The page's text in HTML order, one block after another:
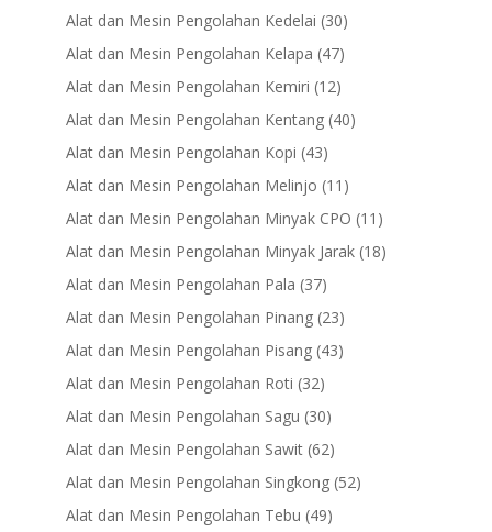
products
Alat dan Mesin Pengolahan Kedelai 3030
products
Alat dan Mesin Pengolahan Kelapa 4747
products
Alat dan Mesin Pengolahan Kemiri 1212
products
Alat dan Mesin Pengolahan Kentang 4040
Alat dan Mesin Pengolahan Kopi 4343
products
Alat dan Mesin Pengolahan Melinjo 11 11
products
Alat dan Mesin Pengolahan Minyak CPO 11 11
products
Alat dan Mesin Pengolahan Minyak Jarak 1818
Alat dan Mesin Pengolahan Pala 3737
products
Alat dan Mesin Pengolahan Pinang 2323
products
Alat dan Mesin Pengolahan Pisang 4343
Alat dan Mesin Pengolahan Roti 3232
products
Alat dan Mesin Pengolahan Sagu 3030
products
Alat dan Mesin Pengolahan Sawit 6262
products
Alat dan Mesin Pengolahan Singkong 5252
Alat dan Mesin Pengolahan Tebu 4949